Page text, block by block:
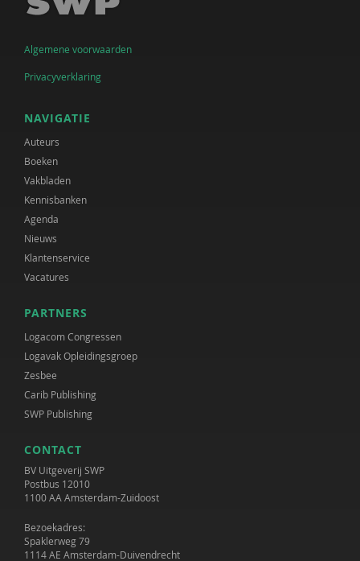
Algemene voorwaarden
Privacyverklaring
NAVIGATIE
Auteurs
Boeken
Vakbladen
Kennisbanken
Agenda
Nieuws
Klantenservice
Vacatures
PARTNERS
Logacom Congressen
Logavak Opleidingsgroep
Zesbee
Carib Publishing
SWP Publishing
CONTACT
BV Uitgeverij SWP
Postbus 12010
1100 AA Amsterdam-Zuidoost
Bezoekadres:
Spaklerweg 79
1114 AE Amsterdam-Duivendrecht